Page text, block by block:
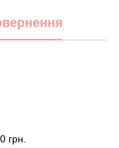
грн.